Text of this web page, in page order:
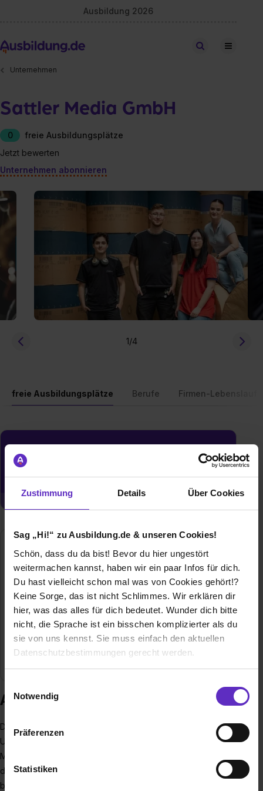
Zustimmung Details Über Cookies
Sag „Hi!“ zu Ausbildung.de & unseren Cookies!
Schön, dass du da bist! Bevor du hier ungestört
weitermachen kannst, haben wir ein paar Infos für dich.
Du hast vielleicht schon mal was von Cookies gehört!?
Keine Sorge, das ist nicht Schlimmes. Wir erklären dir
hier, was das alles für dich bedeutet. Wunder dich bitte
nicht, die Sprache ist ein bisschen komplizierter als du
sie von uns kennst. Sie muss einfach den aktuellen
Datenschutzbestimmungen gerecht werden.
Benutzung der Webseite getroffenen Einstellungen zu
Webseite zu analysieren („Statistiken“), um
Informationen zu deiner Verwendung unserer Website an
Notwendig
Präferenzen
Statistiken
Ausbildung 2026
Stellen finden
Unternehmen
Sattler Media GmbH
0
freie Ausbildungsplätze
Jetzt bewerten
Unternehmen abonnieren
1/4
freie Ausbildungsplätze Berufe Firmen-Lebenslauf
zugeschickt bekommen?
Sattler Media GmbH
Kurt-Sattler-Str. 9
38315 Hornburg
05334290
E-Mail anzeigen
Druck / Papier / Verpackung
Ausbildung bei Sattler Media GmbH
Die Sattler Group ist eine innovative und führende
Unternehmensgruppe der Druckindustrie. Mehr als 750
Mitarbeiter sind an unseren Produktionsstandorten täglich für
die Zufriedenheit unserer Kunden im Einsatz. Mit unserem
breit aufgestellten Maschinenpark im Digital-, Bogenoffset-